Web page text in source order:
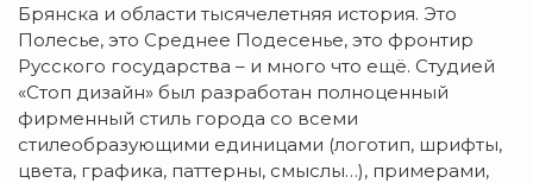
Брянска и области тысячелетняя история. Это
Полесье, это Среднее Подесенье, это фронтир
Русского государства – и много что ещё. Студией
«Стоп дизайн» был разработан полноценный
фирменный стиль города со всеми
стилеобразующими единицами (логотип, шрифты,
цвета, графика, паттерны, смыслы…), примерами,